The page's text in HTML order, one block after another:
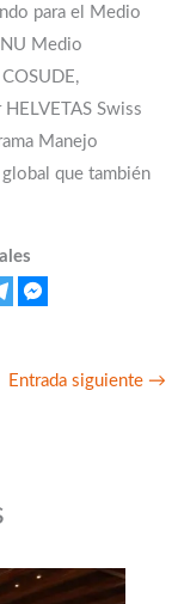
para el Medio
Medio
Swiss
Manejo
que también
Entrada siguiente →